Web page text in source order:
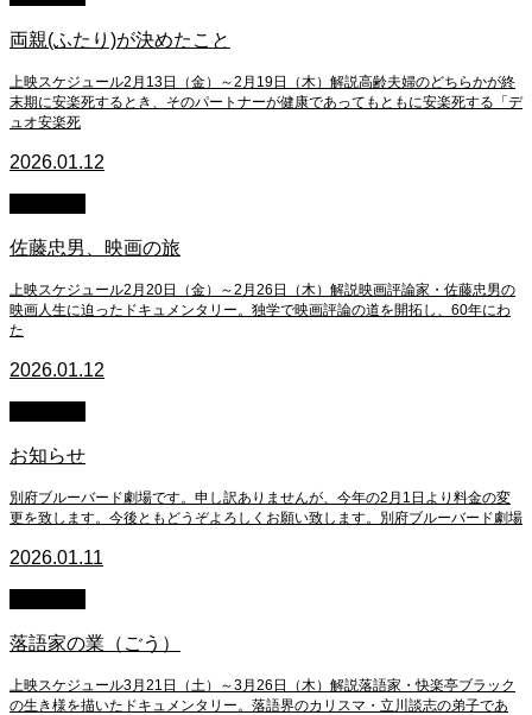
両親(ふたり)が決めたこと
上映スケジュール2月13日（金）～2月19日（木）解説高齢夫婦のどちらかが終
末期に安楽死するとき、そのパートナーが健康であってもともに安楽死する「デ
ュオ安楽死
2026.01.12
佐藤忠男、映画の旅
上映スケジュール2月20日（金）～2月26日（木）解説映画評論家・佐藤忠男の
映画人生に迫ったドキュメンタリー。独学で映画評論の道を開拓し、60年にわ
た
2026.01.12
お知らせ
別府ブルーバード劇場です。申し訳ありませんが、今年の2月1日より料金の変
更を致します。今後ともどうぞよろしくお願い致します。別府ブルーバード劇場
2026.01.11
落語家の業（ごう）
上映スケジュール3月21日（土）～3月26日（木）解説落語家・快楽亭ブラック
の生き様を描いたドキュメンタリー。落語界のカリスマ・立川談志の弟子であ